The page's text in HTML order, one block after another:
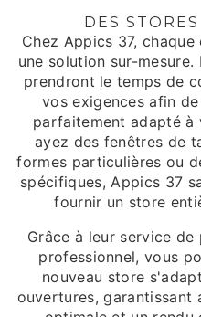
DES
Chez Appics 37,
une solution sur-
prendront le temps de
vos exigences afin
parfaitement adapté à
ayez des fenêtres de
formes particulières ou
spécifiques, Appics 37
fournir un store
Grâce à leur service
professionnel, vous
nouveau store
ouvertures, garantissant